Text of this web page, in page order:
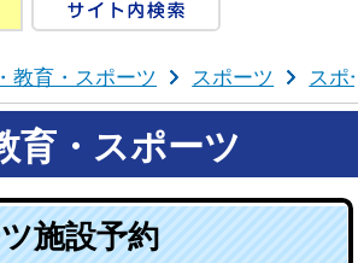
教育・スポーツ スポーツ スポ
育・スポーツ
施設予約